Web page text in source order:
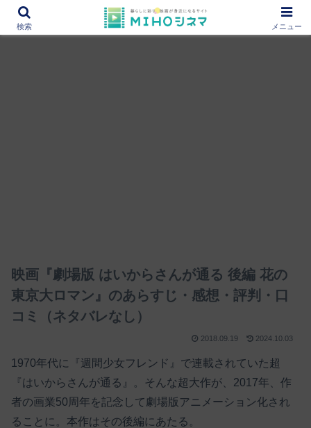
12000作品を紹介！あなたの映画図書館『MIHOシネマ』
映画『劇場版 はいからさんが通る 後編 花の
東京大ロマン』のあらすじ・感想・評判・口
コミ（ネタバレなし）
2018.09.19 2024.10.03
1970年代に『週間少女フレンド』で連載されていた超
『はいからさんが通る』。そんな超大作が、2017年、作
者の画業50周年を記念して劇場版アニメーション化され
ることに。本作はその後編にあたる。
検索 メニュー